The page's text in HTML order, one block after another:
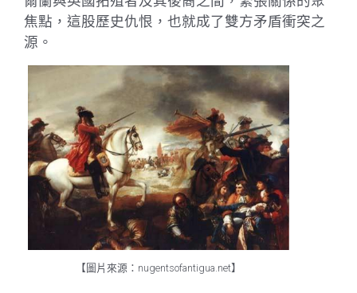
焦點，這股歷史仇恨，也就成了雙方矛盾衝突之
源。
【圖片來源：nugentsofantigua.net】